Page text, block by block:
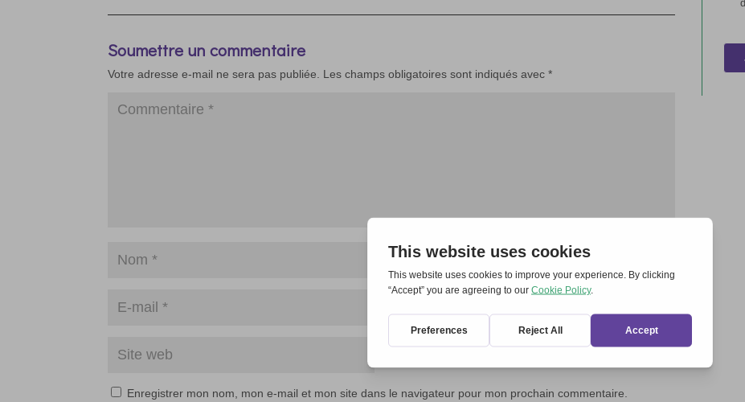
Soumettre un commentaire
Votre adresse e-mail ne sera pas publiée. Les champs obligatoires sont indiqués avec*
Enregistrer mon nom, mon e-mail et mon site dans le navigateur pour mon prochain commentaire.